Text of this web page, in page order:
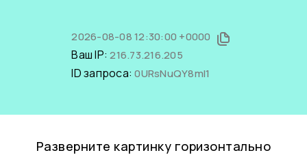
2026-08-08 12:30:00 +0000
Ваш IP:216.73.216.205
ID запроса:0URsNuQY8mI1
Разверните картинку горизонтально